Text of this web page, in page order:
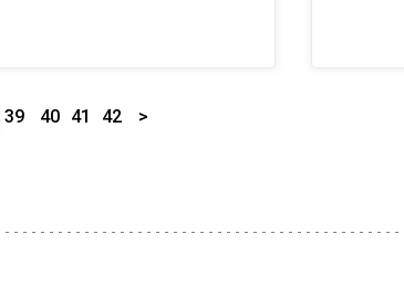
39 40 41 42 >